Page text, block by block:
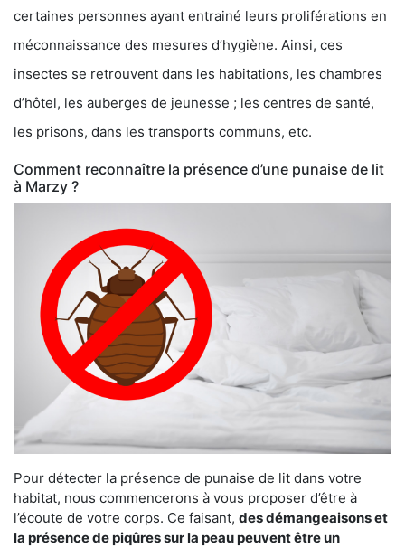
certaines personnes ayant entrainé leurs proliférations en
méconnaissance des mesures d’hygiène. Ainsi, ces
insectes se retrouvent dans les habitations, les chambres
d’hôtel, les auberges de jeunesse ; les centres de santé,
les prisons, dans les transports communs, etc.
Comment reconnaître la présence d’une punaise de lit
à Marzy ?
Pour détecter la présence de punaise de lit dans votre
habitat, nous commencerons à vous proposer d’être à
l’écoute de votre corps. Ce faisant, des démangeaisons et
la présence de piqûres sur la peau peuvent être un